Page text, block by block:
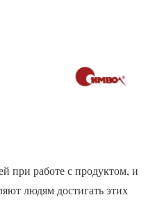
при работе с продуктом, и
людям достигать этих